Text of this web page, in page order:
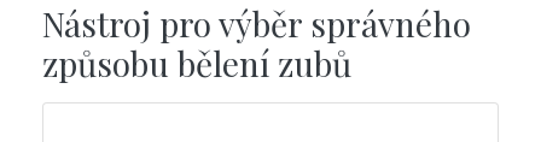
Nástroj pro výběr správného
způsobu bělení zubů